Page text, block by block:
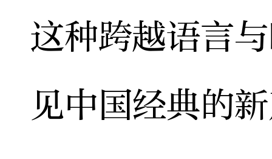
这种跨越语言
见中国经典的